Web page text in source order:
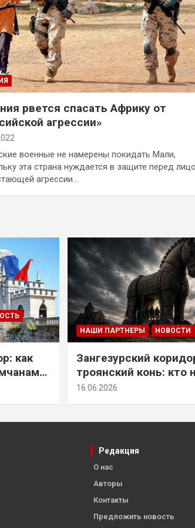
рвется спасать Африку от
агрессии»
военные не намерены покидать Мали,
эта страна нуждается в защите перед
агрессии…
как
НАШИ ПАРТНЕРЫ НОВОСТИ
Зангезурский
троянский конь: кто
самом деле
16.06.2026
Редакция
О нас
Авторы
Контакты
Предложить новость